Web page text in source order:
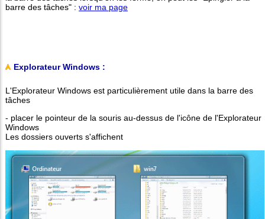
barre des tâches" : voir ma page
Explorateur Windows :
L'Explorateur Windows est particulièrement utile dans la barre des
tâches
- placer le pointeur de la souris au-dessus de l'icône de l'Explorateur
Windows
Les dossiers ouverts s'affichent